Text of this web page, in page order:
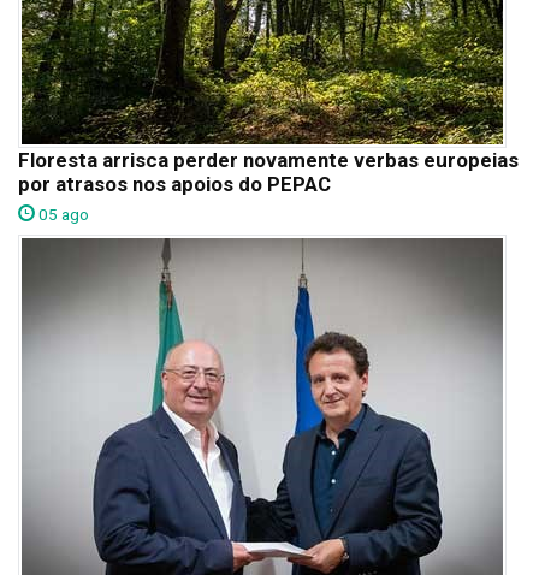
Floresta arrisca perder novamente verbas europeias
por atrasos nos apoios do PEPAC
05 ago